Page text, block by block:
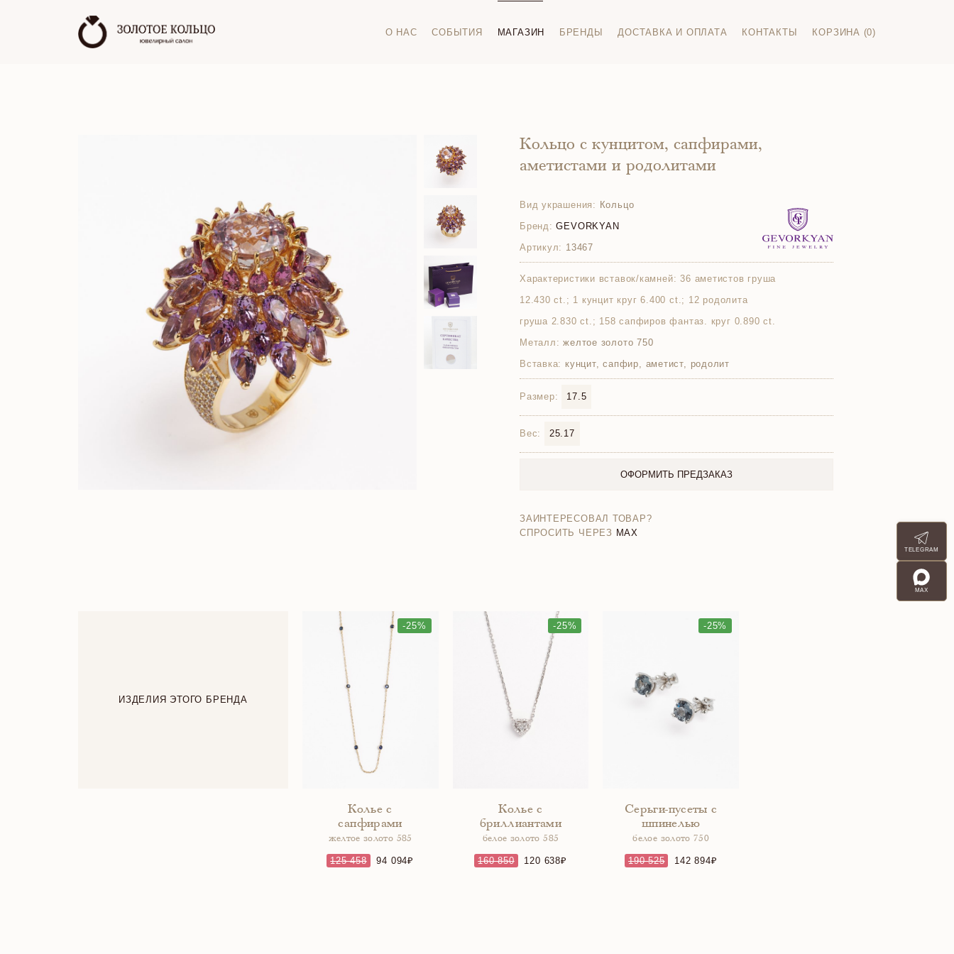
О НАС СОБЫТИЯ МАГАЗИН БРЕНДЫ ДОСТАВКА И ОПЛАТА КОНТАКТЫ КОРЗИНА (0)
Кольцо с кунцитом, сапфирами,
аметистами и родолитами
Вид украшения: Кольцо
Бренд: GEVORKYAN
Артикул: 13467
Характеристики вставок/камней: 36 аметистов груша
12.430 ct.; 1 кунцит круг 6.400 ct.; 12 родолита
груша 2.830 ct.; 158 сапфиров фантаз. круг 0.890 ct.
Металл: желтое золото 750
Вставка: кунцит, сапфир, аметист, родолит
Размер: 17.5
Вес: 25.17
ОФОРМИТЬ ПРЕДЗАКАЗ
ЗАИНТЕРЕСОВАЛ ТОВАР?
СПРОСИТЬ ЧЕРЕЗ MAX
ИЗДЕЛИЯ ЭТОГО БРЕНДА
-25%
Колье с
сапфирами
желтое золото 585
125 458 94 094
-25%
Колье с
бриллиантами
белое золото 585
160 850 120 638
-25%
Серьги-пусеты с
шпинелью
белое золото 750
190 525 142 894
TELEGRAM
MAX